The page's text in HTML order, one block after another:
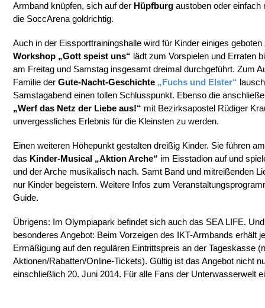
Armband knüpfen, sich auf der Hüpfburg austoben oder einfach
die SoccArena goldrichtig.
Auch in der Eissporttrainingshalle wird für Kinder einiges
Workshop „Gott speist uns“ lädt zum Vorspielen und Erraten
am Freitag und Samstag insgesamt dreimal durchgeführt. Zum
Familie der Gute-Nacht-Geschichte „Fuchs und Elster“
Samstagabend einen tollen Schlusspunkt. Ebenso die
„Werf das Netz der Liebe aus!“ mit Bezirksapostel Rüdiger
unvergessliches Erlebnis für die Kleinsten zu werden.
Einen weiteren Höhepunkt gestalten dreißig Kinder. Sie führen
das Kinder-Musical „Aktion Arche“ im Eisstadion auf und
und der Arche musikalisch nach. Samt Band und mitreißenden
nur Kinder begeistern. Weitere Infos zum
Guide.
Übrigens: Im Olympiapark befindet sich auch das SEA LIFE.
besonderes Angebot: Beim Vorzeigen des IKT-Armbands erhält
Ermäßigung auf den regulären Eintrittspreis an der Tageskasse
Aktionen/Rabatten/Online-Tickets). Gültig ist das Angebot nicht
einschließlich 20. Juni 2014. Für alle Fans der Unterwasserwelt